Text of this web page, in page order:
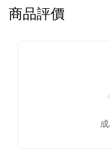
商品評價